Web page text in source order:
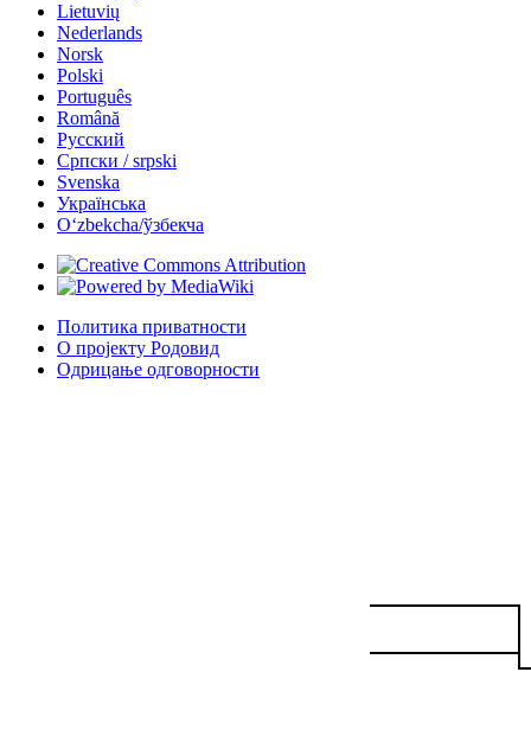
Lietuvių
Nederlands
Norsk
Polski
Português
Română
Русский
Српски / srpski
Svenska
Українська
Oʻzbekcha/ўзбекча
Политика приватности
О пројекту Родовид
Одрицање одговорности